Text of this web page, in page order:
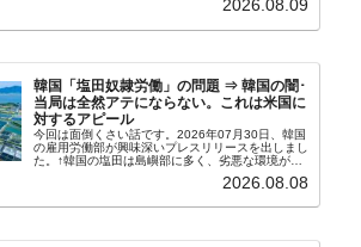
の経常収支です。2026年06月貿易収支：4...
2026.08.09
韓国「塩田奴隷労働」の問題 ⇒ 韓国の闇･
当局は全然アテにならない。これは米国に
対するアピール
今回は面倒くさい話です。2026年07月30日、韓国
の雇用労働部が興味深いプレスリリースを出しまし
た。↑韓国の塩田は島嶼部に多く、劣悪な環境が一
たといわれます（後述）。これは、いわゆる「塩田
2026.08.08